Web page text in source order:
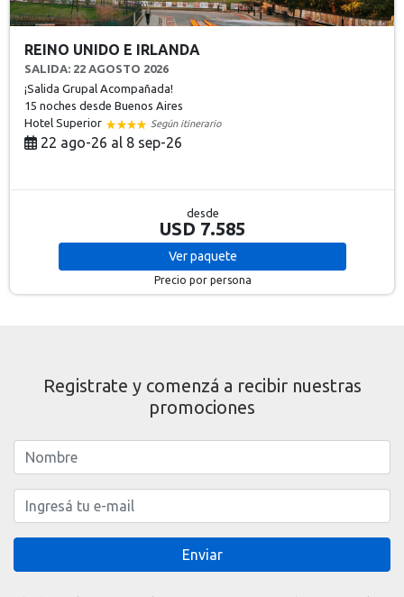
REINO UNIDO E IRLANDA
SALIDA: 22 AGOSTO 2026
¡Salida Grupal Acompañada!
15 nochesdesde Buenos Aires
Hotel Superior
Según itinerario
22 ago-26 al 8 sep-26
desde
USD 7.585
Verpaquete
Precio por persona
Registrate y comenzá a recibir nuestras
promociones
Enviar